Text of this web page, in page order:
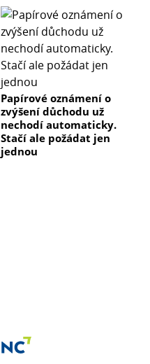
Papírové oznámení o
zvýšení důchodu už
nechodí automaticky.
Stačí ale požádat jen
jednou